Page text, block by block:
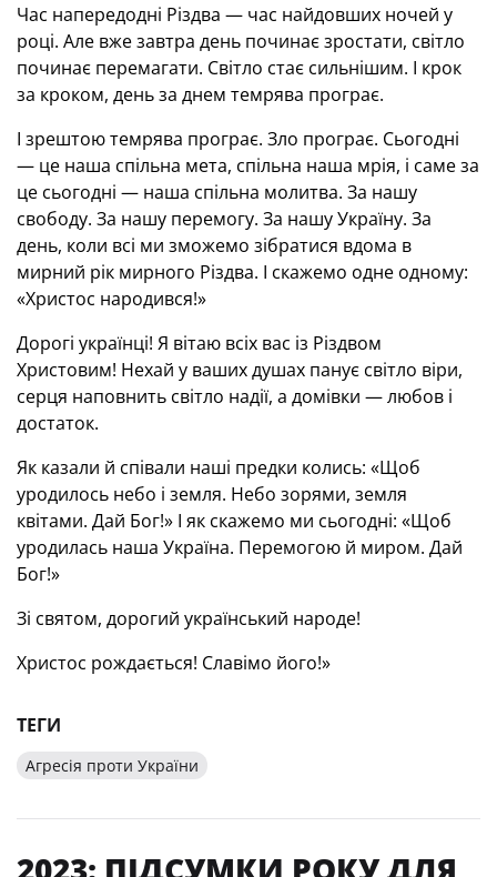
Час напередодні Різдва — час найдовших ночей у
році. Але вже завтра день починає зростати, світло
починає перемагати. Світло стає сильнішим. І крок
за кроком, день за днем темрява програє.
І зрештою темрява програє. Зло програє. Сьогодні
— це наша спільна мета, спільна наша мрія, і саме за
це сьогодні — наша спільна молитва. За нашу
свободу. За нашу перемогу. За нашу Україну. За
день, коли всі ми зможемо зібратися вдома в
мирний рік мирного Різдва. І скажемо одне одному:
«Христос народився!»
Дорогі українці! Я вітаю всіх вас із Різдвом
Христовим! Нехай у ваших душах панує світло віри,
серця наповнить світло надії, а домівки — любов і
достаток.
Як казали й співали наші предки колись: «Щоб
уродилось небо і земля. Небо зорями, земля
квітами. Дай Бог!» І як скажемо ми сьогодні: «Щоб
уродилась наша Україна. Перемогою й миром. Дай
Бог!»
Зі святом, дорогий український народе!
Христос рождається! Славімо його!»
ТЕГИ
Агресія проти України